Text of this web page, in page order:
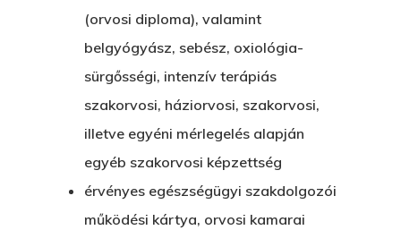
(orvosi diploma), valamint
belgyógyász, sebész, oxiológia-
sürgősségi, intenzív terápiás
szakorvosi, háziorvosi, szakorvosi,
illetve egyéni mérlegelés alapján
egyéb szakorvosi képzettség
érvényes egészségügyi szakdolgozói
működési kártya, orvosi kamarai